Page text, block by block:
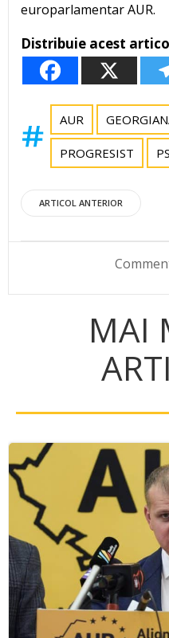
europarlamentar AUR.
Distribuie acest
AUR
PROGRESIST
Post
ARTICOL ANTERIOR
MAI